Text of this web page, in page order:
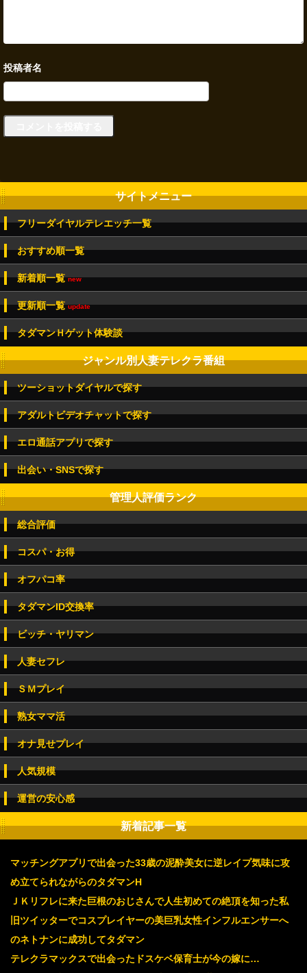
サイトメニュー
フリーダイヤルテレエッチ一覧
おすすめ順一覧
新着順一覧new
更新順一覧update
タダマンＨゲット体験談
ジャンル別人妻テレクラ番組
ツーショットダイヤルで探す
アダルトビデオチャットで探す
エロ通話アプリで探す
出会い・SNSで探す
管理人評価ランク
総合評価
コスパ・お得
オフパコ率
タダマンID交換率
ビッチ・ヤリマン
人妻セフレ
ＳＭプレイ
熟女ママ活
オナ見せプレイ
人気規模
運営の安心感
新着記事一覧
マッチングアプリで出会った33歳の泥酔美女に逆レイプ気味に攻
め立てられながらのタダマンH
ＪＫリフレに来た巨根のおじさんで人生初めての絶頂を知った私
旧ツイッターでコスプレイヤーの美巨乳女性インフルエンサーへ
のネトナンに成功してタダマン
テレクラマックスで出会ったドスケベ保育士が今の嫁に…